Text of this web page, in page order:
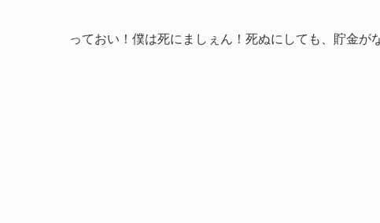
っておい！僕は死にましぇん！死ぬにしても、貯金が